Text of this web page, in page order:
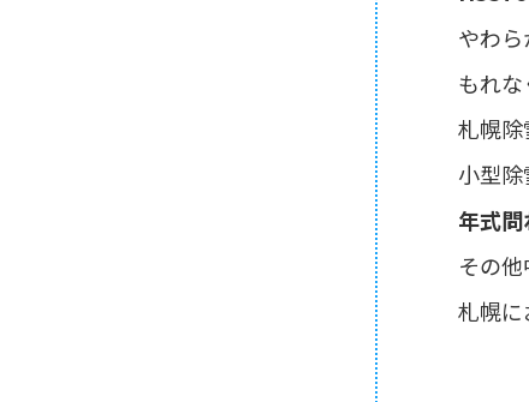
やわら
もれな
札幌除
小型除
年式問
その
札幌に